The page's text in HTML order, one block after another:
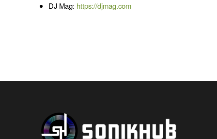
DJ Mag: https://djmag.com